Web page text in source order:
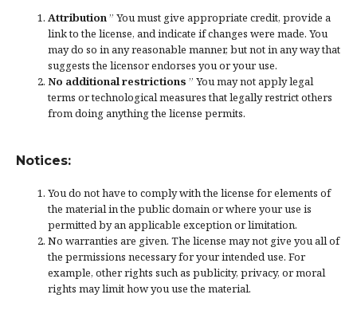
Attribution” You must give appropriate credit, provide a
link to the license, andindicate if changes were made. You
may do so in any reasonable manner, but not in any way that
suggests the licensor endorses you or your use.
No additional restrictions ” You may not apply legal
terms ortechnological measuresthat legally restrict others
from doing anything the license permits.
Notices:
You do not have to comply with the license for elements of
the material in the public domain or where your use is
permitted by an applicable exception or limitation.
No warranties are given. The license may not give you all of
the permissions necessary for your intended use. For
example, other rights such as publicity, privacy, or moral
rights may limit how you use the material.